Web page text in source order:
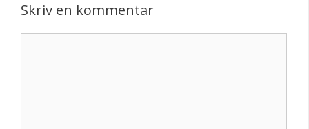
Skriv en kommentar